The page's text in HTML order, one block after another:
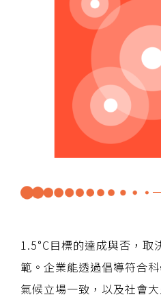
1.5°C目標的達成與否，取
範。企業能透過倡導符合
氣候立場一致，以及社會